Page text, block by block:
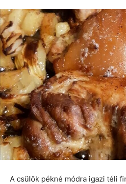
A csülök pékné módra igazi téli